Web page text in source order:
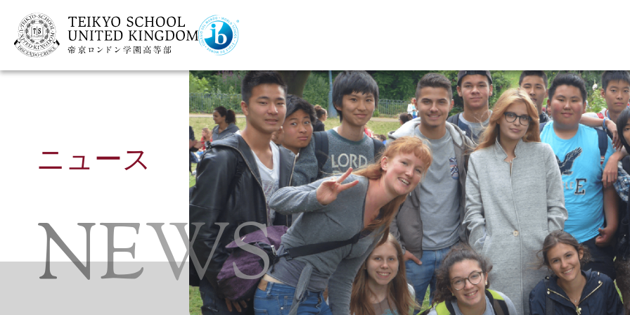
ニュース
NEWS